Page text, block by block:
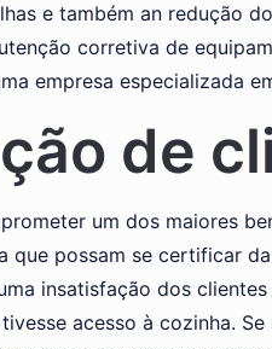
e também an redução
corretiva de
empresa especializada
de
um dos maiores
que possam se certificar
insatisfação dos
acesso à cozinha.